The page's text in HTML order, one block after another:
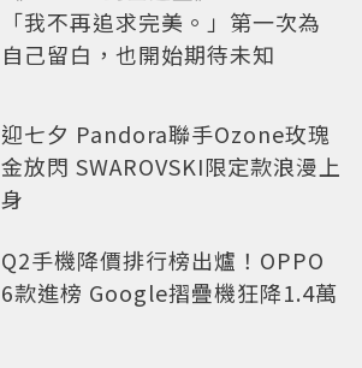
「我不再追求完美。」第一次為
自己留白，也開始期待未知
迎七夕 Pandora聯手Ozone玫瑰
金放閃 SWAROVSKI限定款浪漫上
身
Q2手機降價排行榜出爐！OPPO
6款進榜 Google摺疊機狂降1.4萬